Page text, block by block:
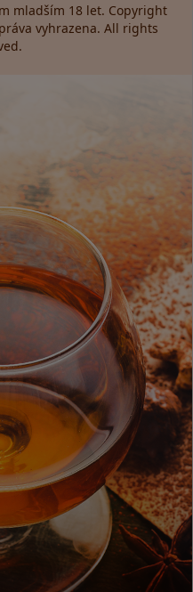
mladším 18 let. Copyright
vyhrazena. All rights